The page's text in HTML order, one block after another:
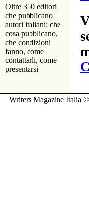
Oltre 350 editori
che pubblicano
autori italiani: che
cosa pubblicano,
che condizioni
fanno, come
contattarli, come
presentarsi
Writers Magazine Italia